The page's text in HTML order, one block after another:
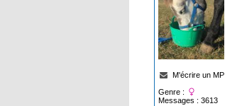
M'écrire un MP
Genre :
Messages : 3613